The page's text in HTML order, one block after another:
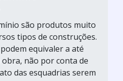
são produtos muito
tipos de construções.
equivaler a até
não por conta de
das esquadrias serem